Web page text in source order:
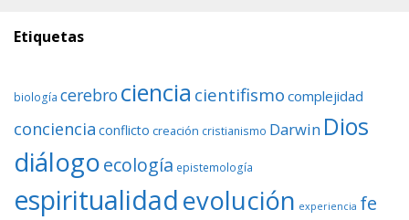
Etiquetas
biología cerebro ciencia cientifismo complejidad
conciencia conflicto creación cristianismo Darwin Dios
diálogoecología epistemología
espiritualidadevolución experiencia fe